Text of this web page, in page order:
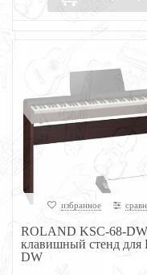
избранное
ROLAND KSC-68-
клавишный стенд для
DW